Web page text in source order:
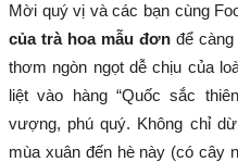
Mời quý vị và các bạn cùng
của trà hoa mẫu đơn để
thơm ngòn ngọt dễ chịu của
liệt vào hàng “Quốc sắc
vượng, phú quý. Không chỉ
mùa xuân đến hè này (có cây